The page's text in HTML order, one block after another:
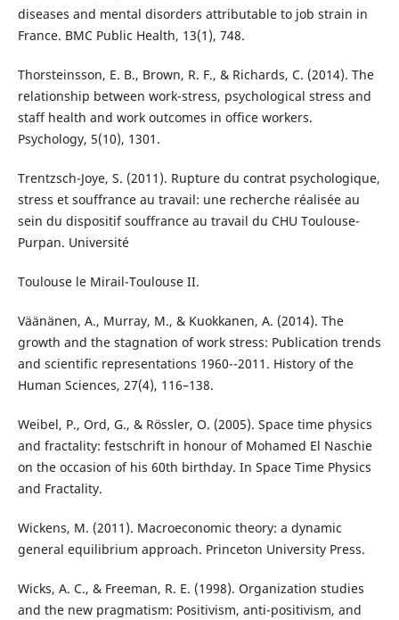
diseases and mental disorders attributable to job strain in
France. BMC Public Health, 13(1), 748.
Thorsteinsson, E. B., Brown, R. F., & Richards, C. (2014). The
relationship between work-stress, psychological stress and
staff health and work outcomes in office workers.
Psychology, 5(10), 1301.
Trentzsch-Joye, S. (2011). Rupture du contrat psychologique,
stress et souffrance au travail: une recherche réalisée au
sein du dispositif souffrance au travail du CHU Toulouse-
Purpan. Université
Toulouse le Mirail-Toulouse II.
Väänänen, A., Murray, M., & Kuokkanen, A. (2014). The
growth and the stagnation of work stress: Publication trends
and scientific representations 1960--2011. History of the
Human Sciences, 27(4), 116–138.
Weibel, P., Ord, G., & Rössler, O. (2005). Space time physics
and fractality: festschrift in honour of Mohamed El Naschie
on the occasion of his 60th birthday. In Space Time Physics
and Fractality.
Wickens, M. (2011). Macroeconomic theory: a dynamic
general equilibrium approach. Princeton University Press.
Wicks, A. C., & Freeman, R. E. (1998). Organization studies
and the new pragmatism: Positivism, anti-positivism, and